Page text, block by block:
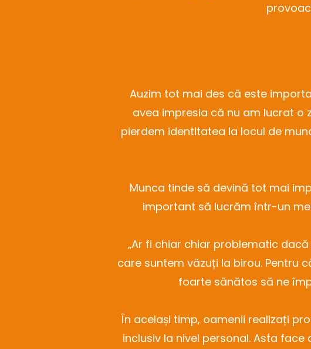
Auzim tot mai des că este
avea impresia că nu am lucrat o
pierdem identitatea la locul de
Munca tinde să devină tot mai
important să lucrăm într-un
„Ar fi chiar chiar problematic
care suntem văzuți la birou. Pentru
foarte sănătos să ne
În același timp, oamenii realizați
inclusiv la nivel personal. Asta